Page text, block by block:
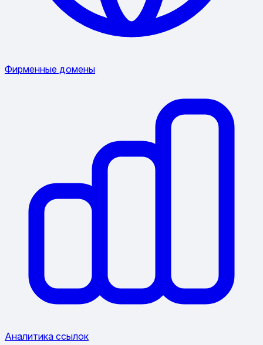
Фирменные домены
Аналитика ссылок